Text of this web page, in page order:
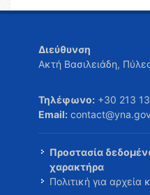
Διεύθυνση
Ακτή Βασιλειάδη,
Τηλέφωνο: +30 213
Email:
Προστασία
χαρακτήρα
Πολιτική για